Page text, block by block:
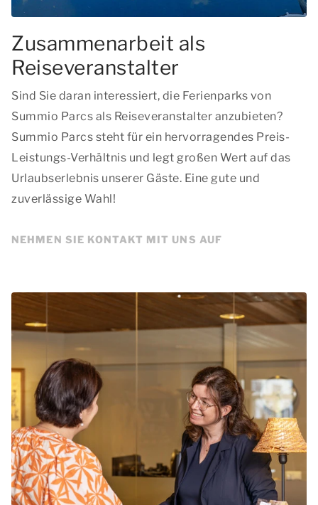
Zusammenarbeit als
Reiseveranstalter
Sind Sie daran interessiert, die Ferienparks von
Summio Parcs als Reiseveranstalter anzubieten?
Summio Parcs steht für ein hervorragendes Preis-
Leistungs-Verhältnis und legt großen Wert auf das
Urlaubserlebnis unserer Gäste. Eine gute und
zuverlässige Wahl!
NEHMEN SIE KONTAKT MIT UNS AUF